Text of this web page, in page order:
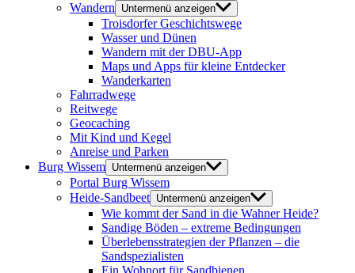
Wandern
Untermenü anzeigen
Troisdorfer Geschichtswege
Wasser und Dünen
Wandern mit der DBU-App
Maps und Apps für kleine Entdecker
Wanderkarten
Fahrradwege
Reitwege
Geocaching
Mit Kind und Kegel
Anreise und Parken
Burg Wissem Untermenü anzeigen
Portal Burg Wissem
Heide-Sandbeet Untermenü anzeigen
Wie kommt der Sand in die Wahner Heide?
Sandige Böden – extreme Bedingungen
Überlebensstrategien der Pflanzen – die
Sandspezialisten
Ein Wohnort für Sandbienen